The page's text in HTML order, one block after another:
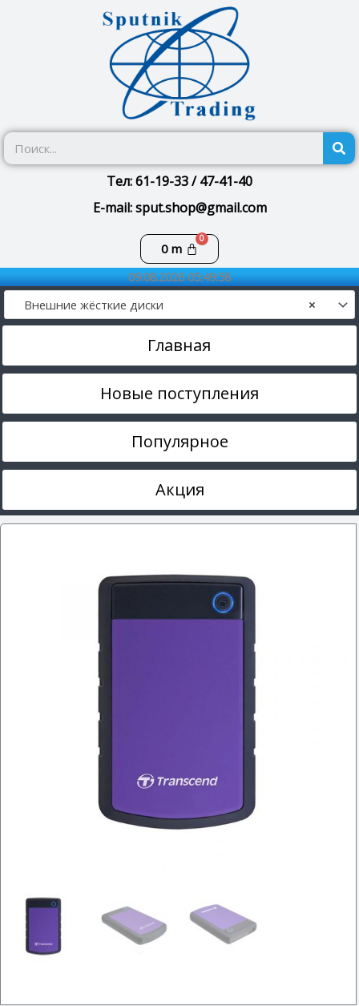
Тел: 61-19-33 / 47-41-40
E-mail: sput.shop@gmail.com
0m
Корзина
09.08.2026 05:49:58
×
Внешние жёсткие диски
Главная
Новые поступления
Популярное
Акция